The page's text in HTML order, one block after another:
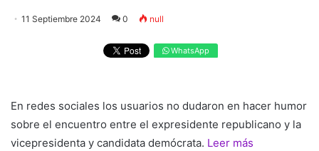
11 Septiembre 2024 0 null
WhatsApp
En redes sociales los usuarios no dudaron en hacer humor
sobre el encuentro entre el expresidente republicano y la
vicepresidenta y candidata demócrata. Leer más